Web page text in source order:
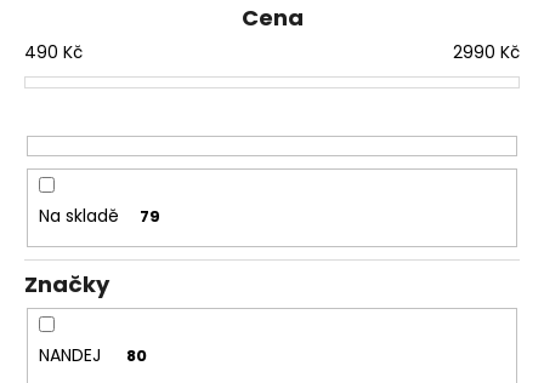
í
p
o
d
u
k
t
ů
Cena
490 Kč 2990 Kč
Na skladě 79
Značky
NANDEJ 80
a
j
í
t
?